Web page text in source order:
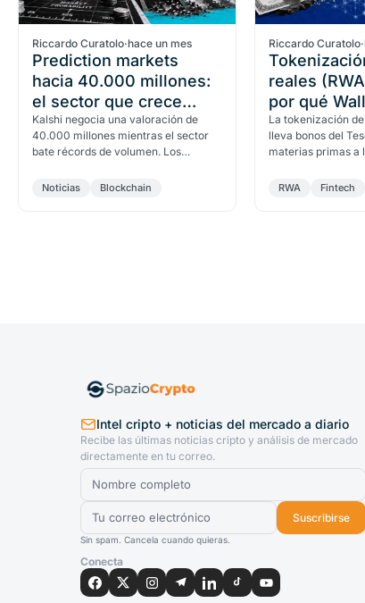
Riccardo Curatolo·hace un mes
Prediction markets
hacia 40.000 millones:
el sector que crece
mientras crypto cae
Kalshi negocia una valoración de
40.000 millones mientras el sector
bate récords de volumen. Los
fuerza mientras Bitcoin cae.
Noticias Blockchain
Riccardo Curatolo·
reales
por qué
apuesta
La tokenización
lleva bonos del
materias primas a
y los riesgos…
RWA Fintech
Intel cripto + noticias del mercado a diario
Recibe las últimas noticias cripto y análisis de mercado
directamente en tu correo.
Suscribirse
Sin spam. Cancela cuando quieras.
Conecta